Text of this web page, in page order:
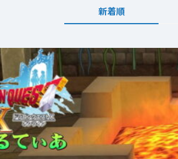
新着順